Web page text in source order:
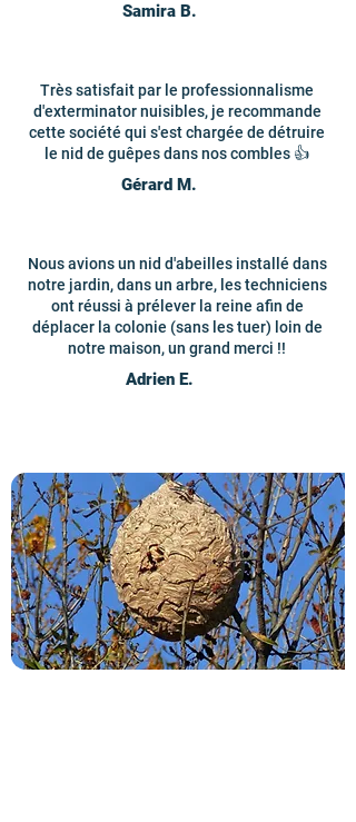
Samira B.
Très satisfait par le professionnalisme
d'exterminator nuisibles, je recommande
cette société qui s'est chargée de détruire
le nid de guêpes dans nos combles 👍
Gérard M.
Nous avions un nid d'abeilles installé dans
notre jardin, dans un arbre, les techniciens
ont réussi à prélever la reine afin de
déplacer la colonie (sans les tuer) loin de
notre maison, un grand merci !!
Adrien E.